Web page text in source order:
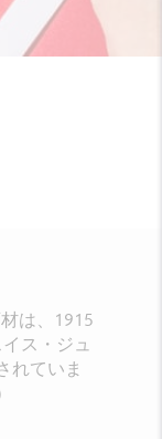
は、1915
ス・ジュ
れていま